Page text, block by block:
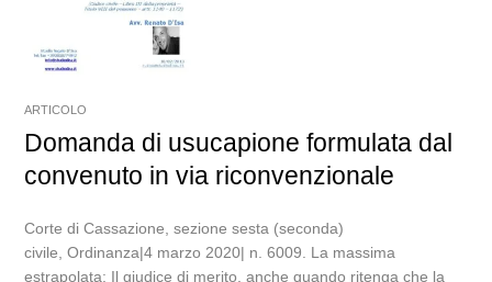
ARTICOLO
Domanda di usucapione formulata dal
convenuto in via riconvenzionale
Corte di Cassazione, sezione sesta (seconda)
civile, Ordinanza|4 marzo 2020| n. 6009. La massima
estrapolata: Il giudice di merito, anche quando ritenga che la